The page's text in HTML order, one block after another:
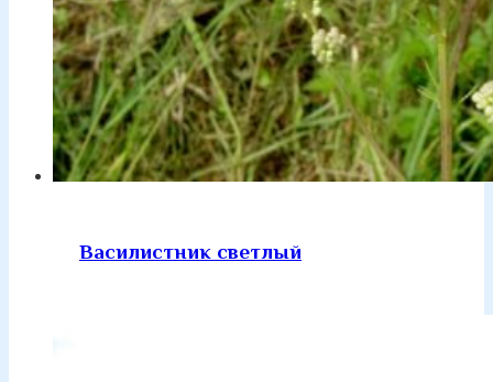
Василистник светлый